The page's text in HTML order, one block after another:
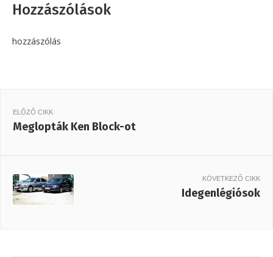
Hozzászólások
hozzászólás
ELŐZŐ CIKK
Meglopták Ken Block-ot
KÖVETKEZŐ CIKK
Idegenlégiósok